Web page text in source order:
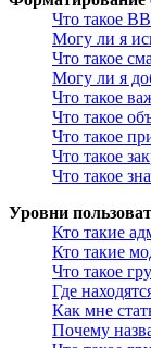
Что такое
Могу ли я
Что такое
Могу ли я
Что такое
Что такое
Что такое
Что такое
Что такое
Уровни
Кто такие
Кто такие
Что такое
Где
Как мне
Почему